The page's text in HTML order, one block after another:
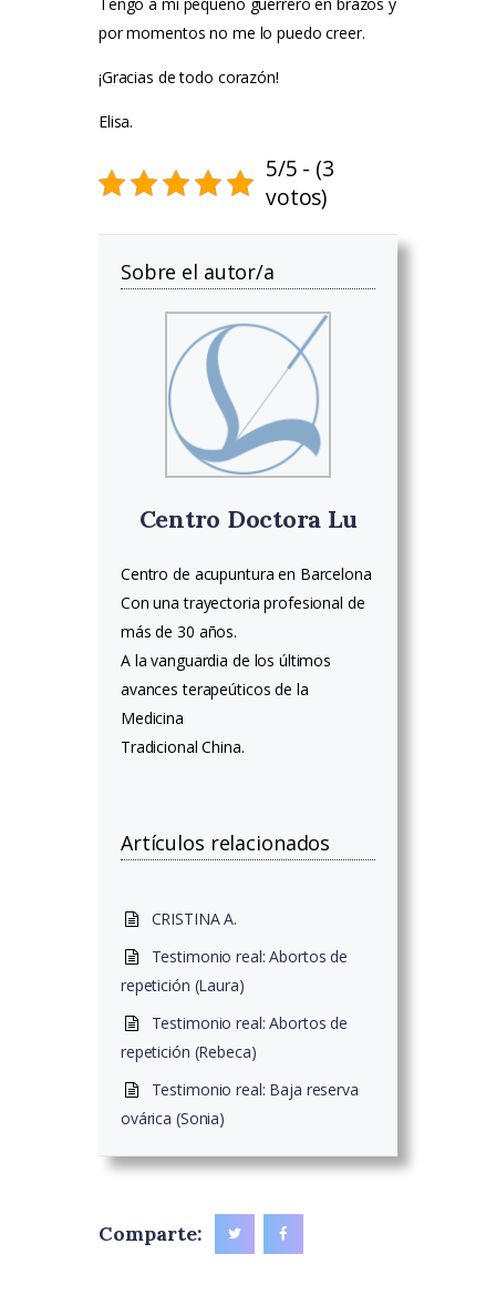
por momentos no me lo puedo creer.
¡Gracias de todo corazón!
Elisa.
5/5 - (3
votos)
Sobre el autor/a
Centro Doctora Lu
Centro de acupuntura en Barcelona
Con una trayectoria profesional de
más de 30 años.
A la vanguardia de los últimos
avances terapeúticos de la
Medicina
Tradicional China.
Artículos relacionados
CRISTINA A.
Testimonio real: Abortos de
repetición (Laura)
Testimonio real: Abortos de
repetición (Rebeca)
Testimonio real: Baja reserva
ovárica (Sonia)
Comparte: